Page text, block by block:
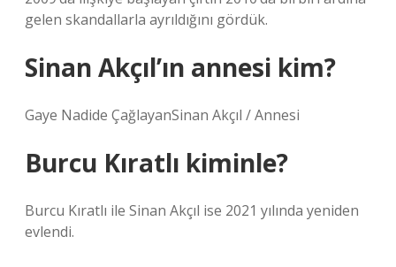
gelen skandallarla ayrıldığını gördük.
Sinan Akçıl’ın annesi kim?
Gaye Nadide ÇağlayanSinan Akçıl / Annesi
Burcu Kıratlı kiminle?
Burcu Kıratlı ile Sinan Akçıl ise 2021 yılında yeniden
evlendi.